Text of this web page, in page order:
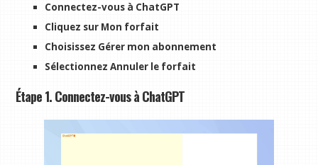
Connectez-vous à ChatGPT
Cliquez sur Mon forfait
Choisissez Gérer mon abonnement
Sélectionnez Annuler le forfait
Étape 1. Connectez-vous à ChatGPT